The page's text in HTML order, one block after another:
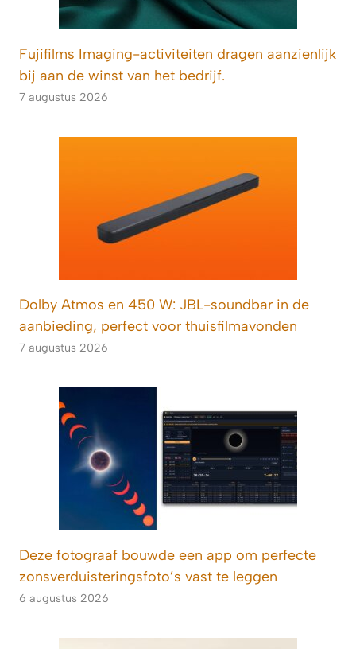
Fujifilms Imaging-activiteiten dragen aanzienlijk
bij aan de winst van het bedrijf.
7 augustus 2026
Dolby Atmos en 450 W: JBL-soundbar in de
aanbieding, perfect voor thuisfilmavonden
7 augustus 2026
Deze fotograaf bouwde een app om perfecte
zonsverduisteringsfoto’s vast te leggen
6 augustus 2026